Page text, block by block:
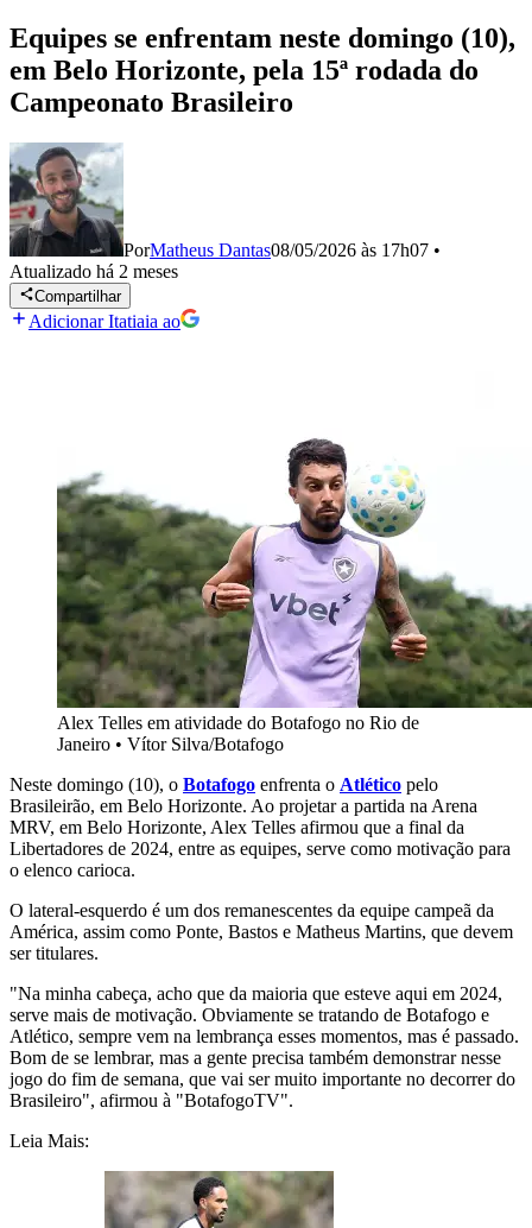
Equipes se enfrentam neste domingo (10),
em Belo Horizonte, pela 15ª rodada do
Campeonato Brasileiro
PorMatheus Dantas08/05/2026 às 17h07 •
Atualizado há 2 meses
Compartilhar
Adicionar Itatiaia ao
Alex Telles em atividade do Botafogo no Rio de
Janeiro • Vítor Silva/Botafogo
Neste domingo (10), o Botafogo enfrenta o Atlético pelo
Brasileirão, em Belo Horizonte. Ao projetar a partida na Arena
MRV, em Belo Horizonte, Alex Telles afirmou que a final da
Libertadores de 2024, entre as equipes, serve como motivação para
o elenco carioca.
O lateral-esquerdo é um dos remanescentes da equipe campeã da
América, assim como Ponte, Bastos e Matheus Martins, que devem
ser titulares.
"Na minha cabeça, acho que da maioria que esteve aqui em 2024,
serve mais de motivação. Obviamente se tratando de Botafogo e
Atlético, sempre vem na lembrança esses momentos, mas é passado.
Bom de se lembrar, mas a gente precisa também demonstrar nesse
jogo do fim de semana, que vai ser muito importante no decorrer do
Brasileiro", afirmou à "BotafogoTV".
Leia Mais: